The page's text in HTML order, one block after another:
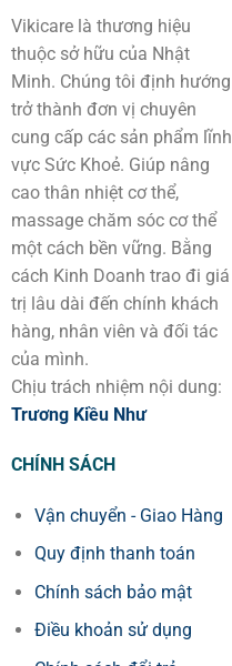
Vikicare là thương hiệu
thuộc sở hữu của Nhật
Minh. Chúng tôi định hướng
trở thành đơn vị chuyên
cung cấp các sản phẩm lĩnh
vực Sức Khoẻ. Giúp nâng
cao thân nhiệt cơ thể,
massage chăm sóc cơ thể
một cách bền vững. Bằng
cách Kinh Doanh trao đi giá
trị lâu dài đến chính khách
hàng, nhân viên và đối tác
của mình.
Chịu trách nhiệm nội dung:
Trương Kiều Như
CHÍNH SÁCH
Vận chuyển - Giao Hàng
Quy định thanh toán
Chính sách bảo mật
Điều khoản sử dụng